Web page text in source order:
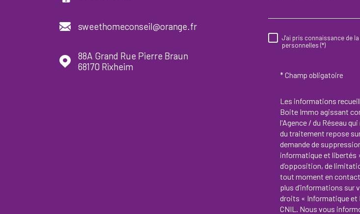
sweethomeconseil@orange.fr
88A Grand Rue Pierre Braun
68170
Rixheim
J'ai pris connaissance de
personnelles (*)
* Champ obligatoire
Les informations
Boite Immo agissant
l'Agence / du Réseau
du traitement repose
demande de
informatique et libertés
d’opposition, de
tout moment en
plus d’informations sur
droits « Informatique et
CNIL. Nous vous